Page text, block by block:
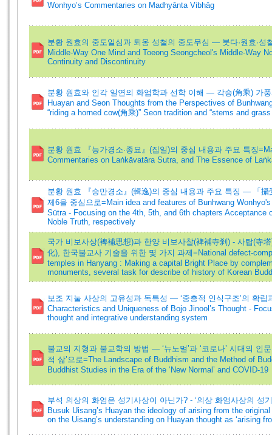
Wonhyo’s Commentaries on Madhyānta Vibhāg
분황 원효의 중도일심과 퇴옹 성철의 중도무심 ― 붓다·원효·성
Middle-Way One Mind and Toeong Seongcheol's Middle-Way
Continuity and Discontinuity
분황 원효와 인각 일연의 화엄학과 선학 이해 ― 각승(角乘) 가
Huayan and Seon Thoughts from the Perspectives of
“riding a horned cow(角乘)” Seon tradition and “stems and
분황 원효 『능가경소·종요』(집일)의 중심 내용과 주요 특징
Commentaries on Laṅkāvatāra Sutra, and The Essence of
분황 원효 『승만경소』(輯逸)의 중심 내용과 주요 특징 ― 「攝
제6을 중심으로=Main idea and features of Bunhwang
Sūtra - Focusing on the 4th, 5th, and 6th chapters Acceptance
Noble Truth, respectively
국가 비보사상(裨補思想)과 한양 비보사찰(裨補寺刹) - 사탑(寺
化), 한국불교사 기술을 위한 몇 가지 과제=National defect-
temples in Hanyang : Making a capital Bright Place by
monuments, several task for describe of history of Korean
보조 지눌 사상의 고유성과 독특성 ― ‘중층적 인식구조’의 확립
Characteristics and Uniqueness of Bojo Jinool’s Thought -
thought and integrative understanding system
불교의 지형과 불교학의 방법 ― ‘뉴노멀’과 ‘코로나’ 시대의 인
적 삶’으로=The Landscape of Buddhism and the Method of
Buddhist Studies in the Era of the ‘New Normal’ and COVID-19
부석 의상의 화엄은 성기사상이 아닌가? - ‘의상 화엄사상의 성
Busuk Uisang’s Huayan the ideology of arising from the
on the Uisang’s understanding on Huayan thought as ‘arising